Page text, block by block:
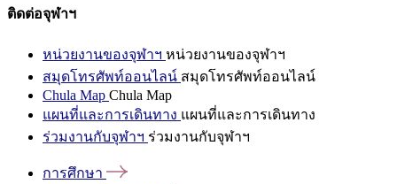
ติดต่อจุฬาฯ
หน่วยงานของจุฬาฯ หน่วยงานของจุฬาฯ
สมุดโทรศัพท์ออนไลน์ สมุดโทรศัพท์ออนไลน์
Chula Map Chula Map
แผนที่และการเดินทาง แผนที่และการเดินทาง
ร่วมงานกับจุฬาฯ ร่วมงานกับจุฬาฯ
การศึกษา